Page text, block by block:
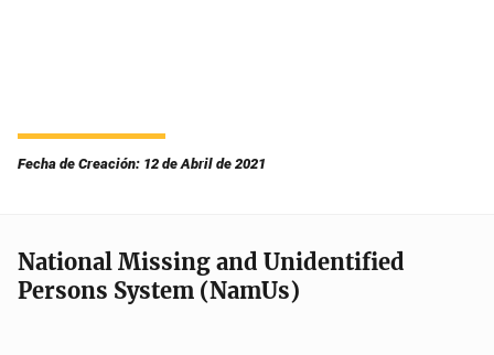
Fecha de Creación: 12 de Abril de 2021
National Missing and Unidentified
Persons System (NamUs)